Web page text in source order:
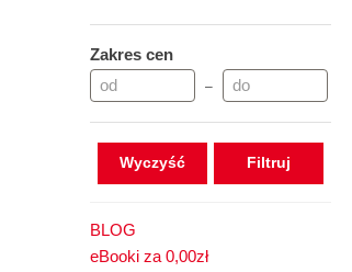
Zakres cen
–
Wyczyść
BLOG
eBooki za 0,00zł